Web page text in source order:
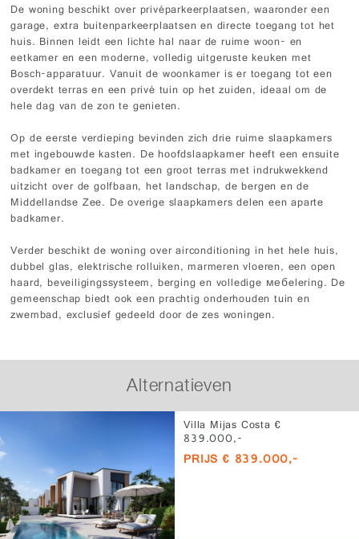
De woning beschikt over privéparkeerplaatsen, waaronder een
garage, extra buitenparkeerplaatsen en directe toegang tot het
huis. Binnen leidt een lichte hal naar de ruime woon- en
eetkamer en een moderne, volledig uitgeruste keuken met
Bosch-apparatuur. Vanuit de woonkamer is er toegang tot een
overdekt terras en een privé tuin op het zuiden, ideaal om de
hele dag van de zon te genieten.
Op de eerste verdieping bevinden zich drie ruime slaapkamers
met ingebouwde kasten. De hoofdslaapkamer heeft een ensuite
badkamer en toegang tot een groot terras met indrukwekkend
uitzicht over de golfbaan, het landschap, de bergen en de
Middellandse Zee. De overige slaapkamers delen een aparte
badkamer.
Verder beschikt de woning over airconditioning in het hele huis,
dubbel glas, elektrische rolluiken, marmeren vloeren, een open
haard, beveiligingssysteem, berging en volledige мебelering. De
gemeenschap biedt ook een prachtig onderhouden tuin en
zwembad, exclusief gedeeld door de zes woningen.
Alternatieven
Villa Mijas Costa €
839.000,-
PRIJS € 839.000,-